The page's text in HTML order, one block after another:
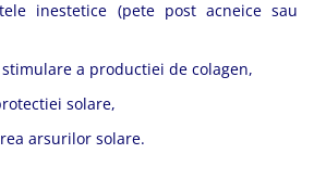
inestetice (pete post acneice sau
a productiei de colagen,
solare,
arsurilor solare.